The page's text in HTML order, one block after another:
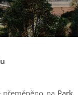
přeměněno na Park